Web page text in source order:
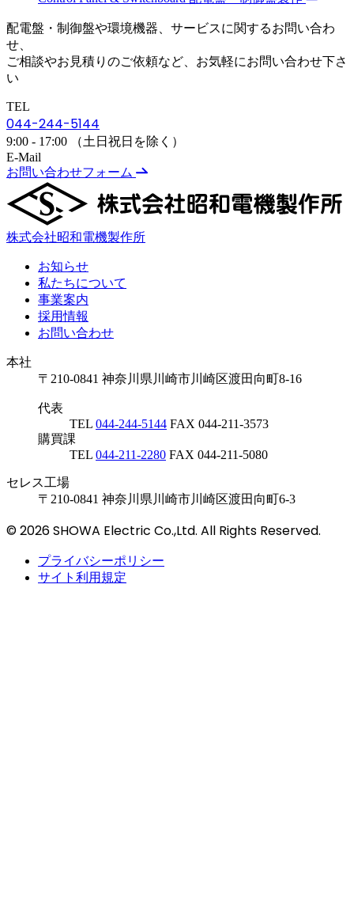
配電盤・制御盤や環境機器、サービスに関するお問い合わ
せ、
ご相談やお見積りのご依頼など、お気軽にお問い合わせ下さ
い
TEL
044-244-5144
9:00 - 17:00 （土日祝日を除く）
E-Mail
お問い合わせフォーム
株式会社昭和電機製作所
お知らせ
私たちについて
事業案内
採用情報
お問い合わせ
本社
〒210-0841 神奈川県川崎市川崎区渡田向町8-16
代表
TEL 044-244-5144 FAX 044-211-3573
購買課
TEL 044-211-2280 FAX 044-211-5080
セレス工場
〒210-0841 神奈川県川崎市川崎区渡田向町6-3
© 2026 SHOWA Electric Co.,Ltd. All Rights Reserved.
プライバシーポリシー
サイト利用規定